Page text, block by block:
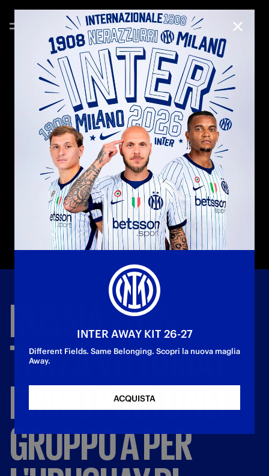
RUSSIA2018:
TERZAVITTORIAE
PRIMOPOSTONEL
GRUPPOAPER
INTER AWAY KIT 26-27
Different Fields. Same Belonging. Scopri la nuova maglia
Away.
ACQUISTA